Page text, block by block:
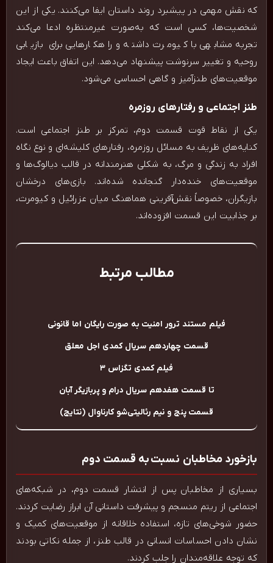
که نقش مهمی در پیشبرد روند داستان ایفا می‌کنند. یکی از این
شخصیت‌ها، کسی است که به‌صورت غیرمنتظره ادعا می‌کند
تجربه مشابهی با کیومرث داشته و راهکارهایی برای بازیابی
روحیه و تغییر سرنوشت پیشنهاد می‌دهد. این اتفاق باعث ایجاد
موقعیت‌های طنزآمیز و گاهی احساسی می‌شود.
طنز اجتماعی و رفتارهای روزمره
یکی از نقاط قوت قسمت دوم، تمرکز بر طنز اجتماعی است.
کنایه‌های ظریف به مسائل روزمره، رفتارهای کلیشه‌ای و نوع نگاه
افراد به زندگی و مرگ، به شکلی هنرمندانه در قالب دیالوگ‌ها و
موقعیت‌های خنده‌دار گنجانده شده‌اند. بازی‌های درخشان
بازیگران، خصوصاً نقش‌آفرینی هماهنگ میان عزرائیل و کیومرث،
بر جذابیت این قسمت افزوده‌اند.
مطالب مرتبط
فیلم مستند ترور امنیت به صورت رایگان اما قانونی
قسمت چهاردهم سریال کمدی اجل معلق
فیلم کمدی تگزاس ۳
تا قسمت هفدهم سریال درام و پربازیگر آبان
قسمت پنج و نیم رئالیتی‌شو کارناوال (نتایج)
بازخورد مخاطبان نسبت به قسمت دوم
بسیاری از مخاطبان پس از انتشار قسمت دوم، در شبکه‌های
اجتماعی از ریتم منسجم و پیشرفت داستانی آن ابراز رضایت کردند.
حضور شوخی‌های تازه، استفاده خلاقانه از موقعیت‌های کمیک و
نشان دادن احساسات انسانی در قالب طنز، از جمله نکاتی بودند
که توجه علاقه‌مندان را جلب کردند.